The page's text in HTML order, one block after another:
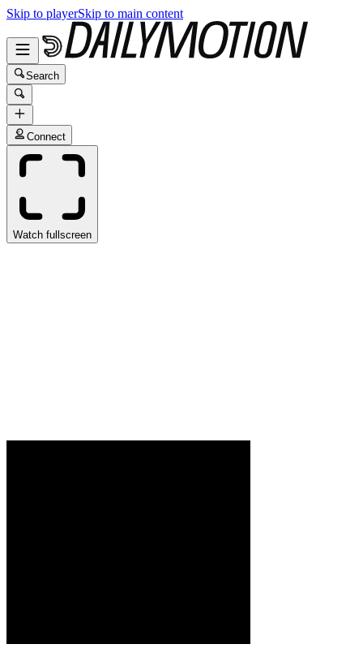
Skip to playerSkip to main content
Search
Connect
Watch fullscreen